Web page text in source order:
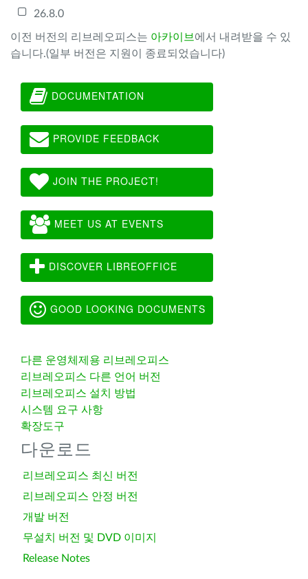
26.8.0
이전 버전의 리브레오피스는 아카이브 에서 내려받을 수 있
습니다.(일부 버전은 지원이 종료되었습니다)
DOCUMENTATION
PROVIDE FEEDBACK
JOIN THE PROJECT!
MEET US AT EVENTS
DISCOVER LIBREOFFICE
GOOD LOOKING DOCUMENTS
다른 운영체제용 리브레오피스
리브레오피스 다른 언어 버전
리브레오피스 설치 방법
시스템 요구 사항
확장도구
다운로드
리브레오피스 최신 버전
리브레오피스 안정 버전
개발 버전
무설치 버전 및 DVD 이미지
Release Notes